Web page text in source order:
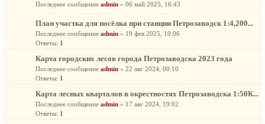
Последнее сообщение admin « 06 май 2025, 16:43
План участка для посёлка при станции Петрозаводск 1:4,200...
Последнее сообщение admin « 19 фев 2025, 19:06
Ответы: 1
Карта городских лесов города Петрозаводска 2023 года
Последнее сообщение admin « 22 авг 2024, 00:10
Ответы: 1
Карта лесных кварталов в окрестностях Петрозаводска 1:50К...
Последнее сообщение admin « 17 авг 2024, 19:02
Ответы: 1